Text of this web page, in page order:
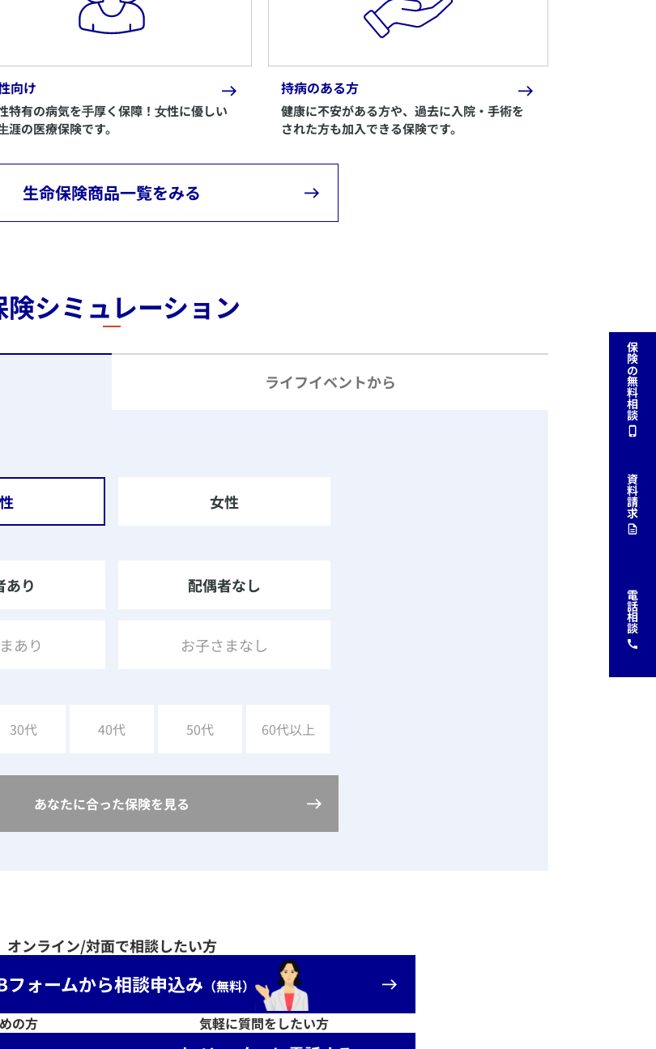
保険の無料相談
資料請求
電話相談
向け
特有の病気を⼿厚く保障！⼥性に優しい
涯の医療保険です。
持病のある方
健康に不安がある方や、過去に入院・手術を
された方も加入できる保険です。
生命保険商品一覧をみる
険シミュレーション
女性
あり 配偶者なし
あり お子さまなし
30代 40代 50代 60代以上
あなたに合った保険を見る
オンライン/対面で相談したい方
フォームから相談申込み （無料）
の方
気軽に質問をしたい方